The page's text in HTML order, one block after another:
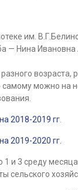
им.
— Нина
возраста,
можно на
2018-2019 гг.
2019-2020 гг.
и 3 среду